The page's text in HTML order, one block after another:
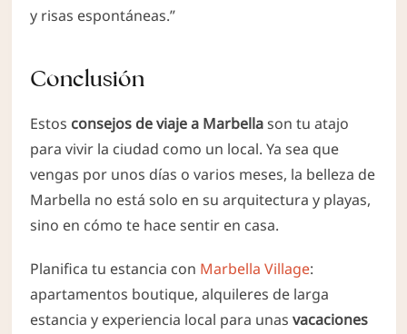
y risas espontáneas.”
Conclusión
Estos consejos de viaje a Marbellason tu atajo
para vivir la ciudad como un local. Ya sea que
vengas por unos días o varios meses, la belleza de
Marbella no está solo en su arquitectura y playas,
sino en cómo te hace sentir en casa.
Planifica tu estancia con Marbella Village:
apartamentos boutique, alquileres de larga
estancia y experiencia local para unas vacaciones